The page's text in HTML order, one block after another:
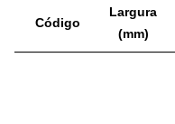
Código
Largura
(mm)